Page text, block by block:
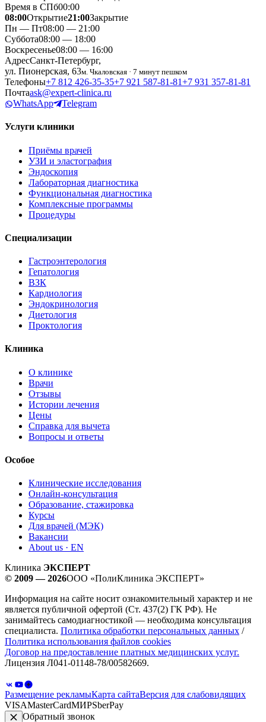
Время в СПб00:00
08:00Открытие21:00Закрытие
Пн — Пт08:00 — 21:00
Суббота08:00 — 18:00
Воскресенье08:00 — 16:00
АдресСанкт-Петербург,
ул. Пионерская, 63м. Чкаловская · 7 минут пешком
Телефоны+7 812 426‑35‑35+7 921 587‑81‑81+7 931 357‑81‑81
Почтаask@expert-clinica.ru
WhatsApp
Telegram
Услуги клиники
Приёмы врачей
УЗИ и эластография
Эндоскопия
Лабораторная диагностика
Функциональная диагностика
Комплексные программы
Процедуры
Специализации
Гастроэнтерология
Гепатология
ВЗК
Кардиология
Эндокринология
Диетология
Проктология
Клиника
О клинике
Врачи
Отзывы
Истории лечения
Цены
Справка для вычета
Вопросы и ответы
Особое
Клинические исследования
Онлайн-консультация
Образование, стажировка
Курсы
Для врачей (МЭК)
Вакансии
About us · EN
Клиника ЭКСПЕРТ
© 2009 — 2026ООО «ПолиКлиника ЭКСПЕРТ»
Информация на сайте носит ознакомительный характер и не
является публичной офертой (Ст. 437(2) ГК РФ). Не
занимайтесь самодиагностикой — необходима консультация
специалиста. Политика обработки персональных данных /
Политика использования файлов cookies
Договор на предоставление платных медицинских услуг.
Лицензия Л041-01148-78/00582669.
Размещение рекламыКарта сайтаВерсия для слабовидящих
VISAMasterCardМИРSberPay
Обратный звонок